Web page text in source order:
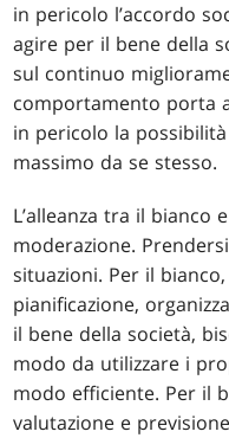
in pericolo l’accordo
agire per il bene della
sul continuo
comportamento porta
in pericolo la
massimo da se stesso.
L’alleanza tra il bianco
moderazione.
situazioni. Per il
pianificazione,
il bene della società,
modo da utilizzare i
modo efficiente. Per il
valutazione e